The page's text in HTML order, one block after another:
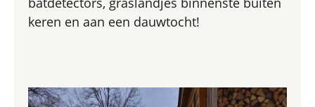
keren en aan een dauwtocht!